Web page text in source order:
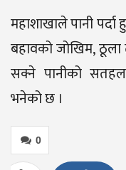
महाशाखाले पानी पर्दा
बहावको जोखिम, ठूला
सक्ने पानीको
भनेको छ ।
0